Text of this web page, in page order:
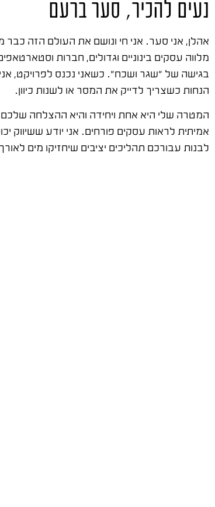
נעים להכיר, סער ברעם
אהלן, אני סער. אני חי ונושם את העולם הזה
מלווה עסקים בינוניים וגדולים, חברות
בגישה של "שגר ושכח". כשאני נכנס לפרויקט,
הנחות כשצריך לדייק את המסר או לשנות כיוון.
המטרה שלי היא אחת ויחידה והיא ההצלחה שלכם.
אמיתית לראות עסקים פורחים. אני יודע
לבנות עבורכם תהליכים יציבים שיחזיקו מים